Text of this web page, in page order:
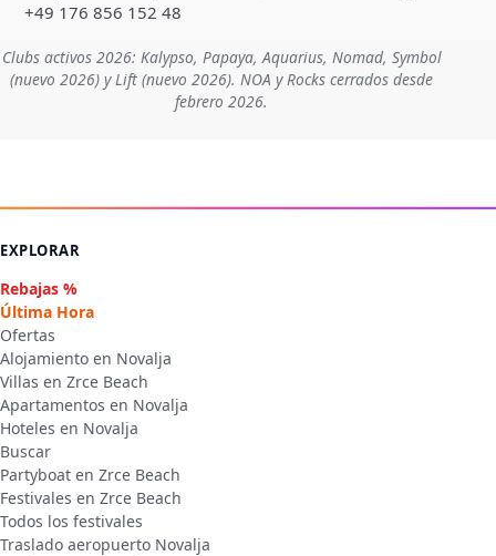
+49 176 856 152 48
Clubs activos 2026: Kalypso, Papaya, Aquarius, Nomad, Symbol
(nuevo 2026) y Lift (nuevo 2026). NOA y Rocks cerrados desde
febrero 2026.
EXPLORAR
Rebajas %
Última Hora
Ofertas
Alojamiento en Novalja
Villas en Zrce Beach
Apartamentos en Novalja
Hoteles en Novalja
Buscar
Partyboat en Zrce Beach
Festivales en Zrce Beach
Todos los festivales
Traslado aeropuerto Novalja